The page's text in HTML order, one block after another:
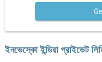
ইনভেস্কো ইন্ডিয়া প্রাইভেট